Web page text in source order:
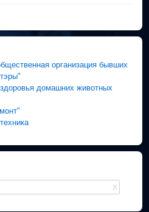
организация бывших
домашних животных
X